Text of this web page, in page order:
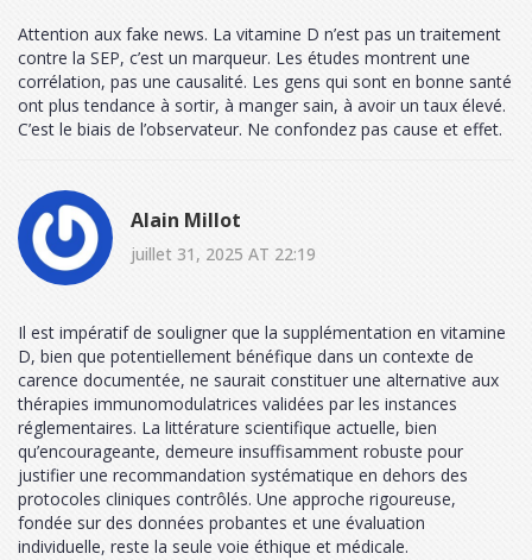
Attention aux fake news. La vitamine D n’est pas un traitement
contre la SEP, c’est un marqueur. Les études montrent une
corrélation, pas une causalité. Les gens qui sont en bonne santé
ont plus tendance à sortir, à manger sain, à avoir un taux élevé.
C’est le biais de l’observateur. Ne confondez pas cause et effet.
Alain Millot
juillet 31, 2025 AT 22:19
Il est impératif de souligner que la supplémentation en vitamine
D, bien que potentiellement bénéfique dans un contexte de
carence documentée, ne saurait constituer une alternative aux
thérapies immunomodulatrices validées par les instances
réglementaires. La littérature scientifique actuelle, bien
qu’encourageante, demeure insuffisamment robuste pour
justifier une recommandation systématique en dehors des
protocoles cliniques contrôlés. Une approche rigoureuse,
fondée sur des données probantes et une évaluation
individuelle, reste la seule voie éthique et médicale.